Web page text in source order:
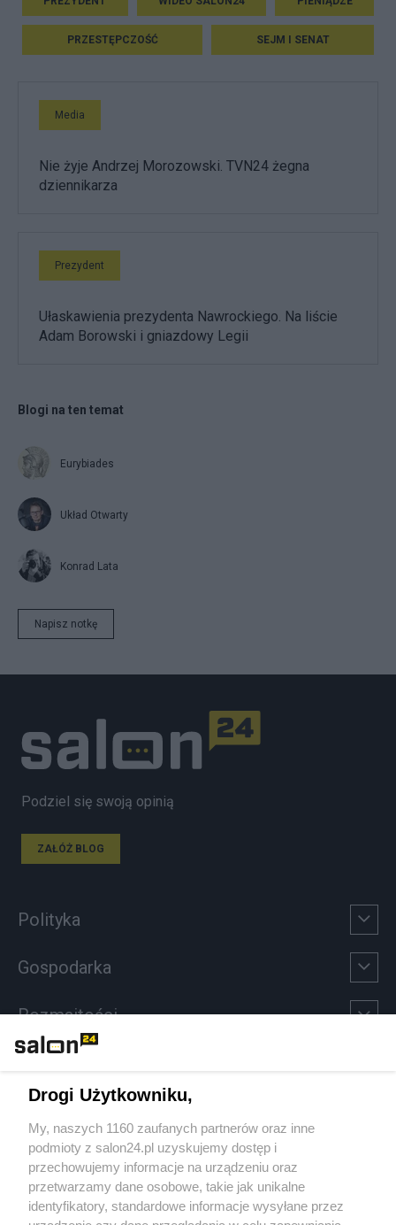
PRZESTĘPCZOŚĆ SEJM I SENAT
Media
Nie żyje Andrzej Morozowski. TVN24 żegna
dziennikarza
Prezydent
Ułaskawienia prezydenta Nawrockiego. Na liście
Adam Borowski i gniazdowy Legii
Blogi na ten temat
Eurybiades
Układ Otwarty
Konrad Lata
Napisz notkę
Podziel się swoją opinią
ZAŁÓŻ BLOG
Polityka
Gospodarka
Rozmaitości
Sport
Społeczeństwo
Kultura
Drogi Użytkowniku,
My, naszych 1160 zaufanych partnerów oraz inne
podmioty z salon24.pl uzyskujemy dostęp i
przechowujemy informacje na urządzeniu oraz
przetwarzamy dane osobowe, takie jak unikalne
identyfikatory, standardowe informacje wysyłane przez